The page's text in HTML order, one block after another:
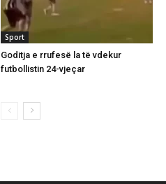
Sport
Goditja e rrufesë la të vdekur
futbollistin 24-vjeçar